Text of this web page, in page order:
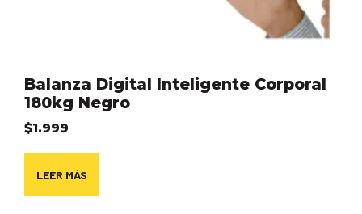
Balanza Digital Inteligente Corporal
180kg Negro
$1.999
LEER MÁS